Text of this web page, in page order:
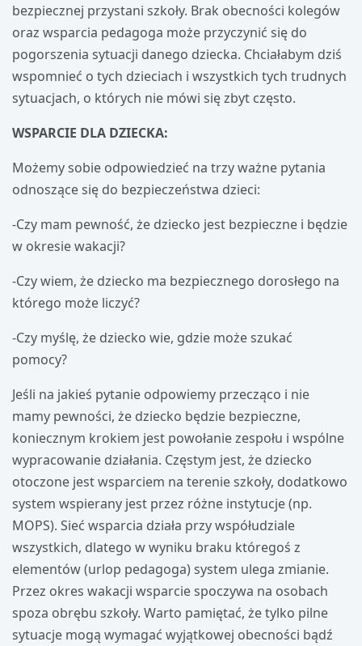
bezpiecznej przystani szkoły. Brak obecności kolegów
oraz wsparcia pedagoga może przyczynić się do
pogorszenia sytuacji danego dziecka. Chciałabym dziś
wspomnieć o tych dzieciach i wszystkich tych trudnych
sytuacjach, o których nie mówi się zbyt często.
WSPARCIE DLA DZIECKA:
Możemy sobie odpowiedzieć na trzy ważne pytania
odnoszące się do bezpieczeństwa dzieci:
-Czy mam pewność, że dziecko jest bezpieczne i będzie
w okresie wakacji?
-Czy wiem, że dziecko ma bezpiecznego dorosłego na
którego może liczyć?
-Czy myślę, że dziecko wie, gdzie może szukać
pomocy?
Jeśli na jakieś pytanie odpowiemy przecząco i nie
mamy pewności, że dziecko będzie bezpieczne,
koniecznym krokiem jest powołanie zespołu i wspólne
wypracowanie działania. Częstym jest, że dziecko
otoczone jest wsparciem na terenie szkoły, dodatkowo
system wspierany jest przez różne instytucje (np.
MOPS). Sieć wsparcia działa przy współudziale
wszystkich, dlatego w wyniku braku któregoś z
elementów (urlop pedagoga) system ulega zmianie.
Przez okres wakacji wsparcie spoczywa na osobach
spoza obrębu szkoły. Warto pamiętać, że tylko pilne
sytuacje mogą wymagać wyjątkowej obecności bądź